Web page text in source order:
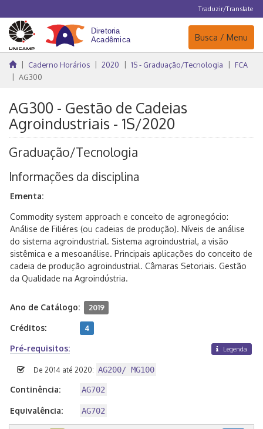
Traduzir/Translate
Navegação
Busca / Menu
Caderno Horários 2020 1S - Graduação/Tecnologia
FCA
AG300
AG300 - Gestão de Cadeias
Agroindustriais - 1S/2020
Graduação/Tecnologia
Informações da disciplina
Ementa:
Commodity system approach e conceito de agronegócio:
Análise de Filiéres (ou cadeias de produção). Níveis de análise
do sistema agroindustrial. Sistema agroindustrial, a visão
sistêmica e a mesoanálise. Principais aplicações do conceito de
cadeia de produção agroindustrial. Câmaras Setoriais. Gestão
da Qualidade na Agroindústria.
Ano de Catálogo: 2019
Créditos: 4
Pré-requisitos: Legenda
De 2014 até 2020: AG200/ MG100
Continência: AG702
Equivalência: AG702